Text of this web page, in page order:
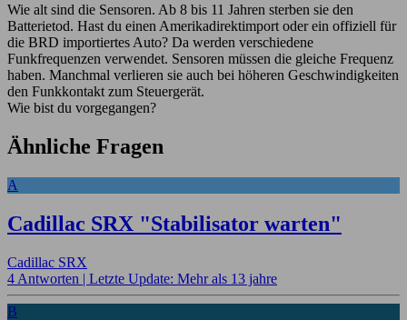
Wie alt sind die Sensoren. Ab 8 bis 11 Jahren sterben sie den
Batterietod. Hast du einen Amerikadirektimport oder ein offiziell für
die BRD importiertes Auto? Da werden verschiedene
Funkfrequenzen verwendet. Sensoren müssen die gleiche Frequenz
haben. Manchmal verlieren sie auch bei höheren Geschwindigkeiten
den Funkkontakt zum Steuergerät.
Wie bist du vorgegangen?
Ähnliche Fragen
A
Cadillac SRX "Stabilisator warten"
Cadillac SRX
4 Antworten | Letzte Update: Mehr als 13 jahre
B